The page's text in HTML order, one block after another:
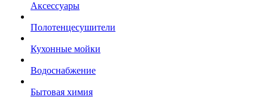
Аксессуары
Полотенцесушители
Кухонные мойки
Водоснабжение
Бытовая химия